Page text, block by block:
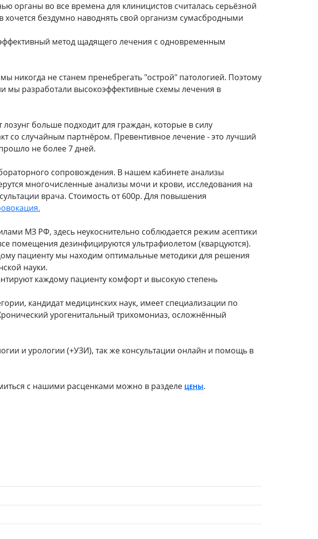
органы во все времена для клиницистов считалась серьёзной
бездумно наводнять свой организм сумасбродными
метод щадящего лечения с одновременным
никогда не станем пренебрегать "острой" патологией. Поэтому
мы разработали высокоэффективные схемы лечения в
лозунг больше подходит для граждан, которые в силу
со случайным партнёром. Превентивное лечение - это лучший
не более 7 дней.
сопровождения. В нашем кабинете анализы
многочисленные анализы мочи и крови, исследования на
врача. Стоимость от 600р. Для повышения
МЗ РФ, здесь неукоснительно соблюдается режим асептики
помещения дезинфицируются ультрафиолетом (кварцуются).
пациенту мы находим оптимальные методики для решения
науки.
каждому пациенту комфорт и высокую степень
кандидат медицинских наук, имеет специализации по
урогенитальный трихомониаз, осложнённый
и урологии (+УЗИ), так же консультации онлайн и помощь в
с нашими расценками можно в разделе ЦЕНЫ.